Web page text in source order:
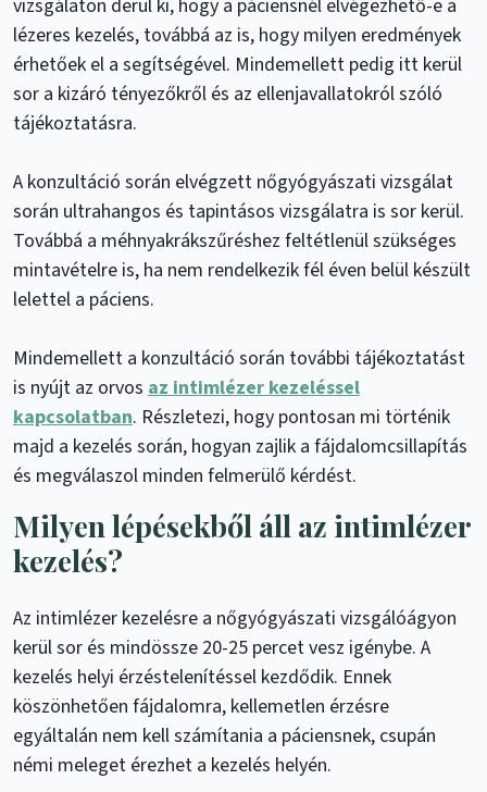
vizsgálaton derül ki, hogy a páciensnél elvégezhető-e a
lézeres kezelés, továbbá az is, hogy milyen eredmények
érhetőek el a segítségével. Mindemellett pedig itt kerül
sor a kizáró tényezőkről és az ellenjavallatokról szóló
tájékoztatásra.
A konzultáció során elvégzett nőgyógyászati vizsgálat
során ultrahangos és tapintásos vizsgálatra is sor kerül.
Továbbá a méhnyakrákszűréshez feltétlenül szükséges
mintavételre is, ha nem rendelkezik fél éven belül készült
lelettel a páciens.
Mindemellett a konzultáció során további tájékoztatást
is nyújt az orvos az intimlézer kezeléssel
kapcsolatban. Részletezi, hogy pontosan mi történik
majd a kezelés során, hogyan zajlik a fájdalomcsillapítás
és megválaszol minden felmerülő kérdést.
Milyen lépésekből áll az intimlézer
kezelés?
Az intimlézer kezelésre a nőgyógyászati vizsgálóágyon
kerül sor és mindössze 20-25 percet vesz igénybe. A
kezelés helyi érzéstelenítéssel kezdődik. Ennek
köszönhetően fájdalomra, kellemetlen érzésre
egyáltalán nem kell számítania a páciensnek, csupán
némi meleget érezhet a kezelés helyén.